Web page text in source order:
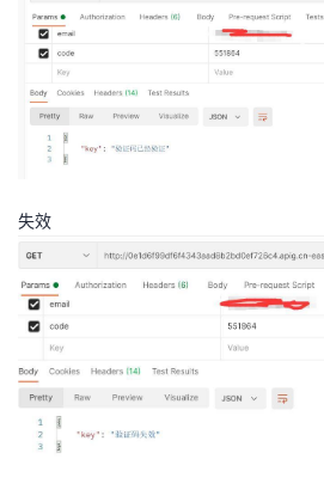
失效